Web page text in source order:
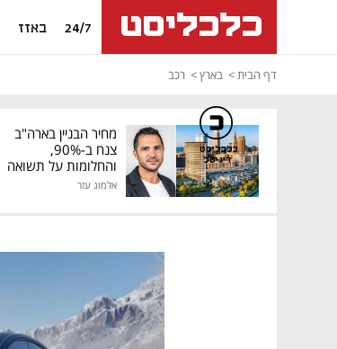
24/7 באזז
דף הבית בארץ רכב
מחיר הבניין בארה"ב
צנח ב-90%,
והחלומות על תשואה
גבוהה התנפצו
אלמוג עזר
כלכליסט
דיגיטל